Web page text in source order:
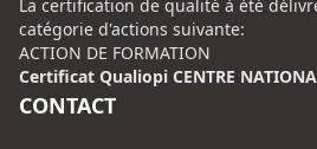
La certification de qualité à été
catégorie d'actions suivante:
ACTION DE FORMATION
Certificat Qualiopi CENTRE
CONTACT